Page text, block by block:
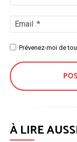
SitePrévenez-moi de
À LIRE